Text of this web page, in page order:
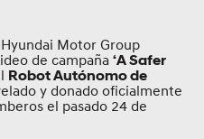
Motor Group
de campaña ‘A Safer
Robot Autónomo de
y donado oficialmente
el pasado 24 de